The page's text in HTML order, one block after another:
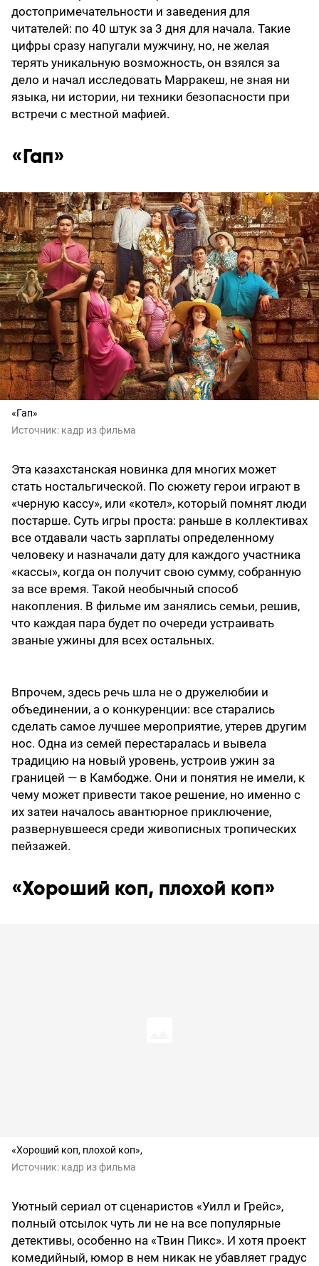
достопримечательности и заведения для
читателей: по 40 штук за 3 дня для начала. Такие
цифры сразу напугали мужчину, но, не желая
терять уникальную возможность, он взялся за
дело и начал исследовать Марракеш, не зная ни
языка, ни истории, ни техники безопасности при
встречи с местной мафией.
«Гап»
«Гап»
Источник: кадр из фильма
Эта казахстанская новинка для многих может
стать ностальгической. По сюжету герои играют в
«черную кассу», или «котел», который помнят люди
постарше. Суть игры проста: раньше в коллективах
все отдавали часть зарплаты определенному
человеку и назначали дату для каждого участника
«кассы», когда он получит свою сумму, собранную
за все время. Такой необычный способ
накопления. В фильме им занялись семьи, решив,
что каждая пара будет по очереди устраивать
званые ужины для всех остальных.
Впрочем, здесь речь шла не о дружелюбии и
объединении, а о конкуренции: все старались
сделать самое лучшее мероприятие, утерев другим
нос. Одна из семей перестаралась и вывела
традицию на новый уровень, устроив ужин за
границей — в Камбодже. Они и понятия не имели, к
чему может привести такое решение, но именно с
их затеи началось авантюрное приключение,
развернувшееся среди живописных тропических
пейзажей.
«Хороший коп, плохой коп»
«Хороший коп, плохой коп»,
Источник: кадр из фильма
Уютный сериал от сценаристов «Уилл и Грейс»,
полный отсылок чуть ли не на все популярные
детективы, особенно на «Твин Пикс». И хотя проект
комедийный, юмор в нем никак не убавляет градус